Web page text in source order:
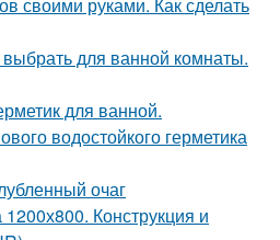
своими руками. Как сделать
для ванной комнаты.
для ванной.
водостойкого герметика
очаг
Конструкция и